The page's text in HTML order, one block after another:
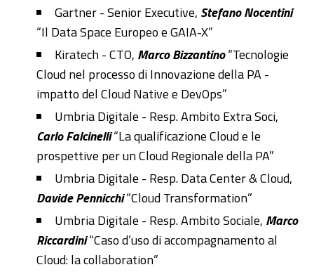
Gartner - Senior Executive, Stefano Nocentini
“Il Data Space Europeo e GAIA-X”
Kiratech - CTO, Marco Bizzantino“Tecnologie
Cloud nel processo di Innovazione della PA -
impatto del Cloud Native e DevOps”
Umbria Digitale - Resp. Ambito Extra Soci,
Carlo Falcinelli“La qualificazione Cloud e le
prospettive per un Cloud Regionale della PA”
Umbria Digitale - Resp. Data Center & Cloud,
Davide Pennicchi“Cloud Transformation”
Umbria Digitale - Resp. Ambito Sociale, Marco
Riccardini“Caso d’uso di accompagnamento al
Cloud: la collaboration”